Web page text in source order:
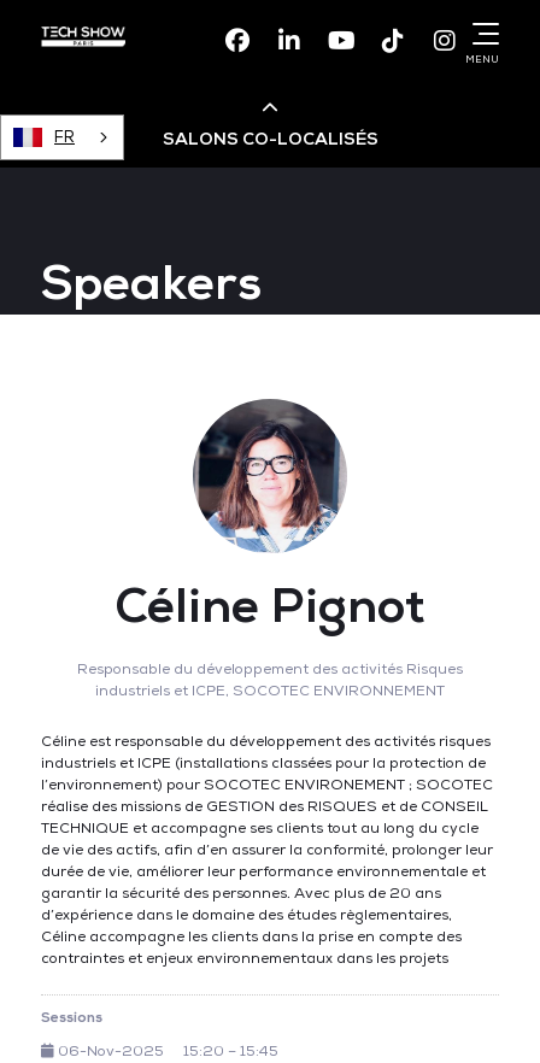
FacebookLinkedinYoutubeTikTok
MENU
FR SALONS CO-LOCALISÉS
Devops Live
Data & AI Leaders Summit
Speakers
Céline Pignot
Responsable du développement des activités Risques
industriels et ICPE, SOCOTEC ENVIRONNEMENT
Céline est responsable du développement des activités risques
industriels et ICPE (installations classées pour la protection de
l’environnement) pour SOCOTEC ENVIRONEMENT ; SOCOTEC
réalise des missions de GESTION des RISQUES et de CONSEIL
TECHNIQUE et accompagne ses clients tout au long du cycle
de vie des actifs, afin d’en assurer la conformité, prolonger leur
durée de vie, améliorer leur performance environnementale et
garantir la sécurité des personnes. Avec plus de 20 ans
d’expérience dans le domaine des études règlementaires,
Céline accompagne les clients dans la prise en compte des
contraintes et enjeux environnementaux dans les projets
Sessions
06-Nov-2025
15:20 – 15:45